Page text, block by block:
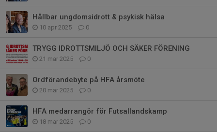
Hållbar ungdomsidrott & psykisk hälsa
10 apr 2025 0
TRYGG IDROTTSMILJÖ OCH SÄKER FÖRENING
21 mar 2025 0
Ordförandebyte på HFA årsmöte
20 mar 2025 0
HFA medarrangör för Futsallandskamp
18 mar 2025 0